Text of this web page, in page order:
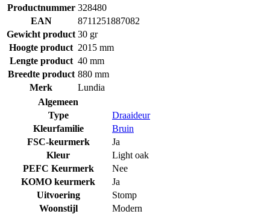
Productnummer 328480
EAN
8711251887082
Gewicht product 30 gr
Hoogte product 2015 mm
Lengte product 40 mm
Breedte product 880 mm
Merk
Lundia
Algemeen
Type
Draaideur
Kleurfamilie
Bruin
FSC-keurmerk
Ja
Kleur
Light oak
PEFC Keurmerk
Nee
KOMO keurmerk
Ja
Uitvoering
Stomp
Woonstijl
Modern